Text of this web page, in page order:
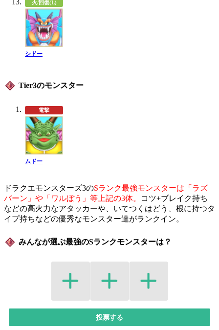
火/回復(L)
シドー
Tier3のモンスター
電撃
ムドー
ドラクエモンスターズ3のSランク最強モンスターは「ラズ
バーン」や「ワルぼう」等上記の3体。
コツ+ブレイク持ち
などの高火力なアタッカーや、いてつくはどう、根に持つタ
イプ持ちなどの優秀なモンスター達がランクイン。
みんなが選ぶ最強のSランクモンスターは？